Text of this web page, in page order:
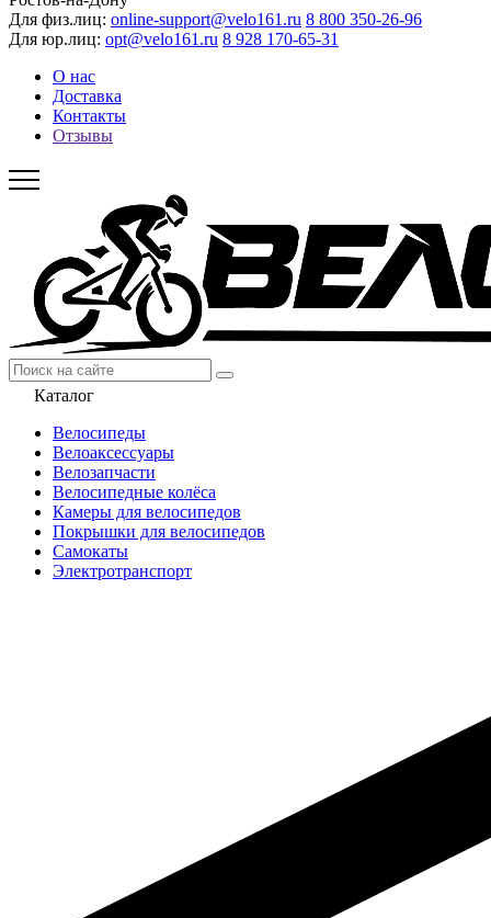
Для физ.лиц: online-support@velo161.ru 8 800 350-26-96
Для юр.лиц: opt@velo161.ru 8 928 170-65-31
О нас
Доставка
Контакты
Отзывы
Каталог
Велосипеды
Велоаксессуары
Велозапчасти
Велосипедные колёса
Камеры для велосипедов
Покрышки для велосипедов
Самокаты
Электротранспорт